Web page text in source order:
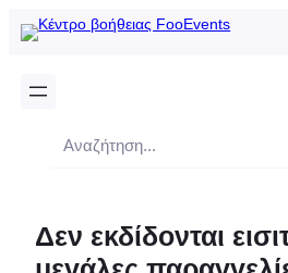
Αναζήτηση
Δεν εκδίδονται